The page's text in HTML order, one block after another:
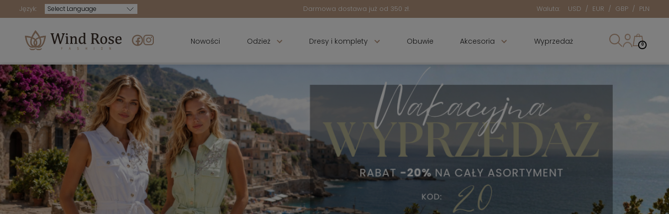
Język: Darmowa dostawa już od 350 zł. Waluta: USD / EUR / GBP / PLN
Nowości Odzież Dresy i komplety Obuwie Akcesoria Wyprzedaż 0